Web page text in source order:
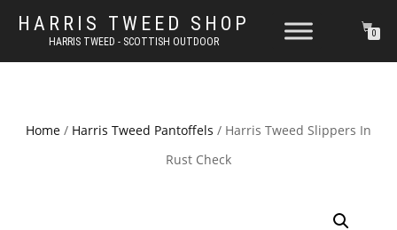
HARRIS TWEED SHOP
HARRIS TWEED - SCOTTISH OUTDOOR
0
Home / Harris Tweed Pantoffels / Harris Tweed Slippers In
Rust Check